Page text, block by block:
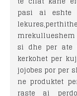
pasi ai eshte
si dhe per ate
kerkohet per
jojobes por per
ne produktet
raste ai